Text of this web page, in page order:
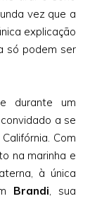
vez que a
explicação
só podem ser
durante um
a se
Com
na marinha e
à única
Brandi, sua